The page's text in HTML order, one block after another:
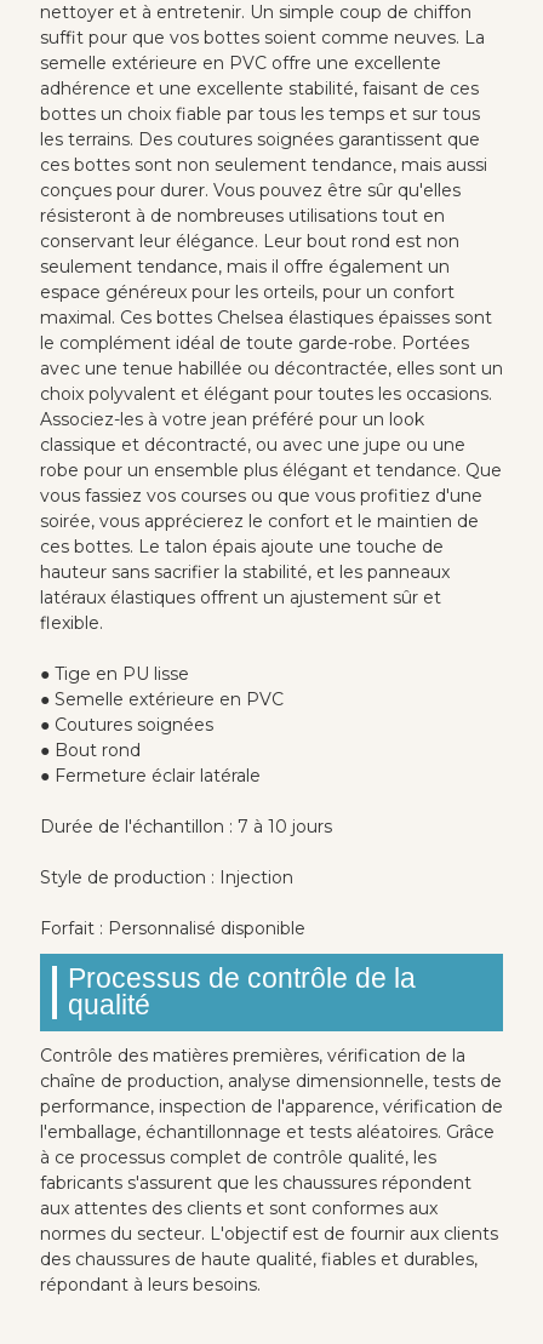
nettoyer et à entretenir. Un simple coup de chiffon
suffit pour que vos bottes soient comme neuves. La
semelle extérieure en PVC offre une excellente
adhérence et une excellente stabilité, faisant de ces
bottes un choix fiable par tous les temps et sur tous
les terrains. Des coutures soignées garantissent que
ces bottes sont non seulement tendance, mais aussi
conçues pour durer. Vous pouvez être sûr qu'elles
résisteront à de nombreuses utilisations tout en
conservant leur élégance. Leur bout rond est non
seulement tendance, mais il offre également un
espace généreux pour les orteils, pour un confort
maximal. Ces bottes Chelsea élastiques épaisses sont
le complément idéal de toute garde-robe. Portées
avec une tenue habillée ou décontractée, elles sont un
choix polyvalent et élégant pour toutes les occasions.
Associez-les à votre jean préféré pour un look
classique et décontracté, ou avec une jupe ou une
robe pour un ensemble plus élégant et tendance. Que
vous fassiez vos courses ou que vous profitiez d'une
soirée, vous apprécierez le confort et le maintien de
ces bottes. Le talon épais ajoute une touche de
hauteur sans sacrifier la stabilité, et les panneaux
latéraux élastiques offrent un ajustement sûr et
flexible.
● Tige en PU lisse
● Semelle extérieure en PVC
● Coutures soignées
● Bout rond
● Fermeture éclair latérale
Durée de l'échantillon : 7 à 10 jours
Style de production : Injection
Forfait : Personnalisé disponible
Processus de contrôle de la
qualité
Contrôle des matières premières, vérification de la
chaîne de production, analyse dimensionnelle, tests de
performance, inspection de l'apparence, vérification de
l'emballage, échantillonnage et tests aléatoires. Grâce
à ce processus complet de contrôle qualité, les
fabricants s'assurent que les chaussures répondent
aux attentes des clients et sont conformes aux
normes du secteur. L'objectif est de fournir aux clients
des chaussures de haute qualité, fiables et durables,
répondant à leurs besoins.